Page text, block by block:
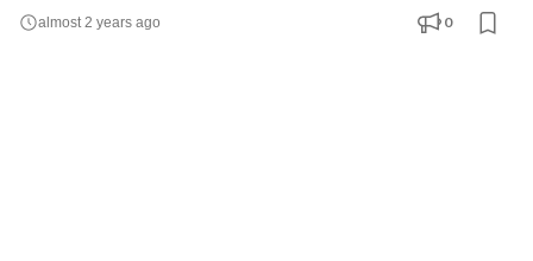
新しい案件が来た時に既存技術にとらわれず、クライアントのフ
ェーズや目的にあった技術選定や要件定義、設計を提案していた
almost 2 years ago 0